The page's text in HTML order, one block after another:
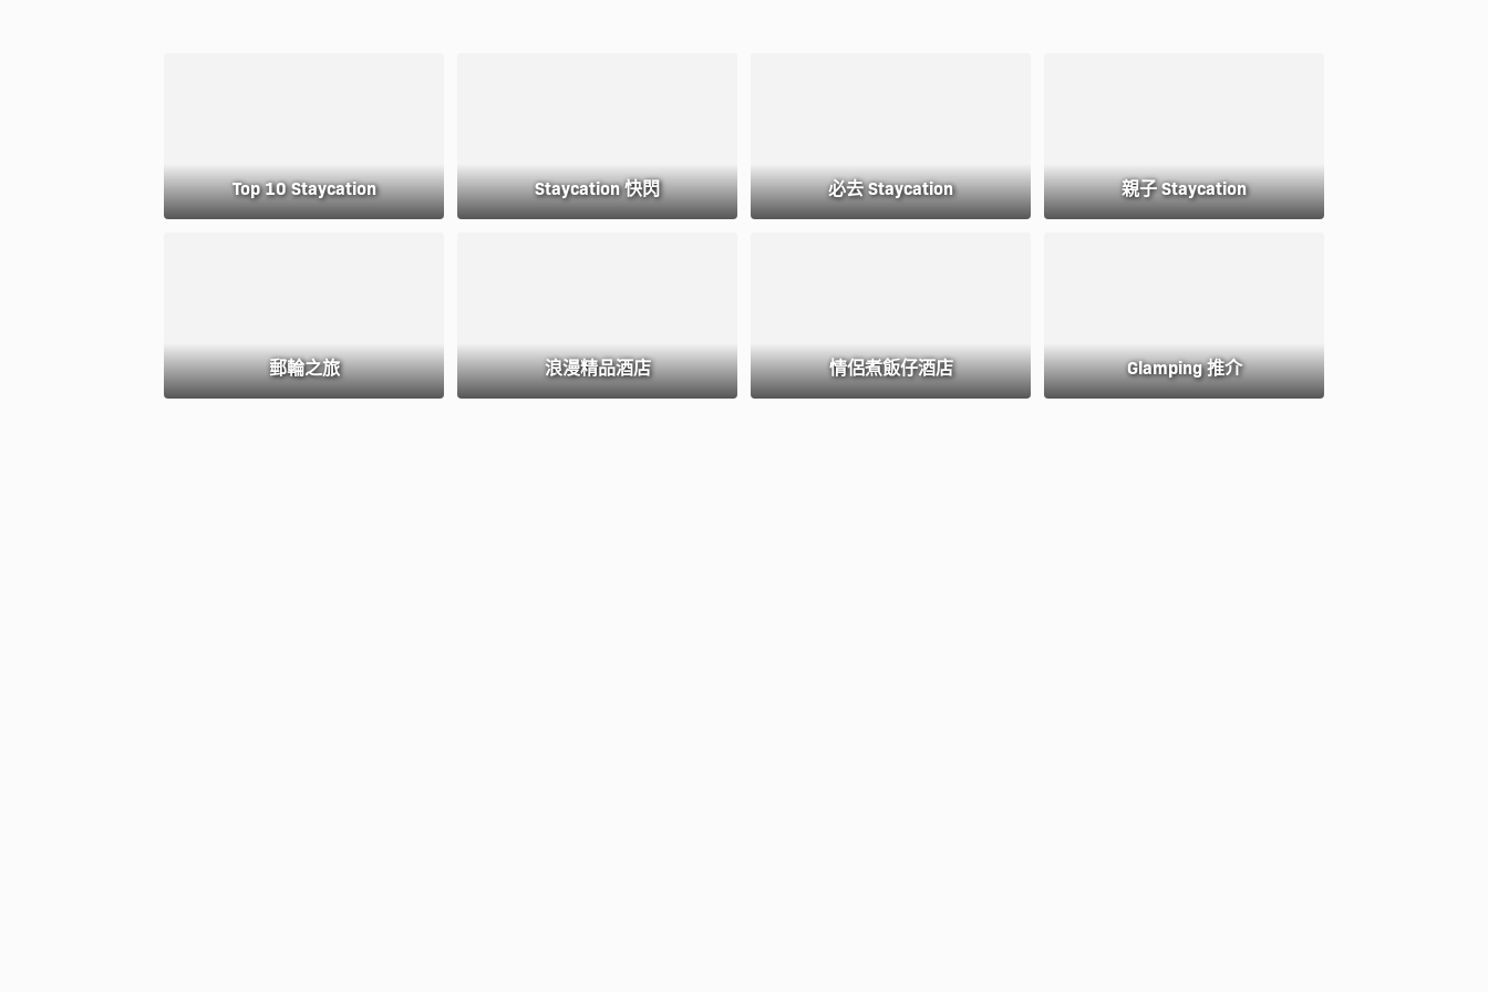
Top 10 Staycation Staycation 快閃 必去 Staycation 親子 Staycation
郵輪之旅 浪漫精品酒店 情侶煮飯仔酒店 Glamping 推介